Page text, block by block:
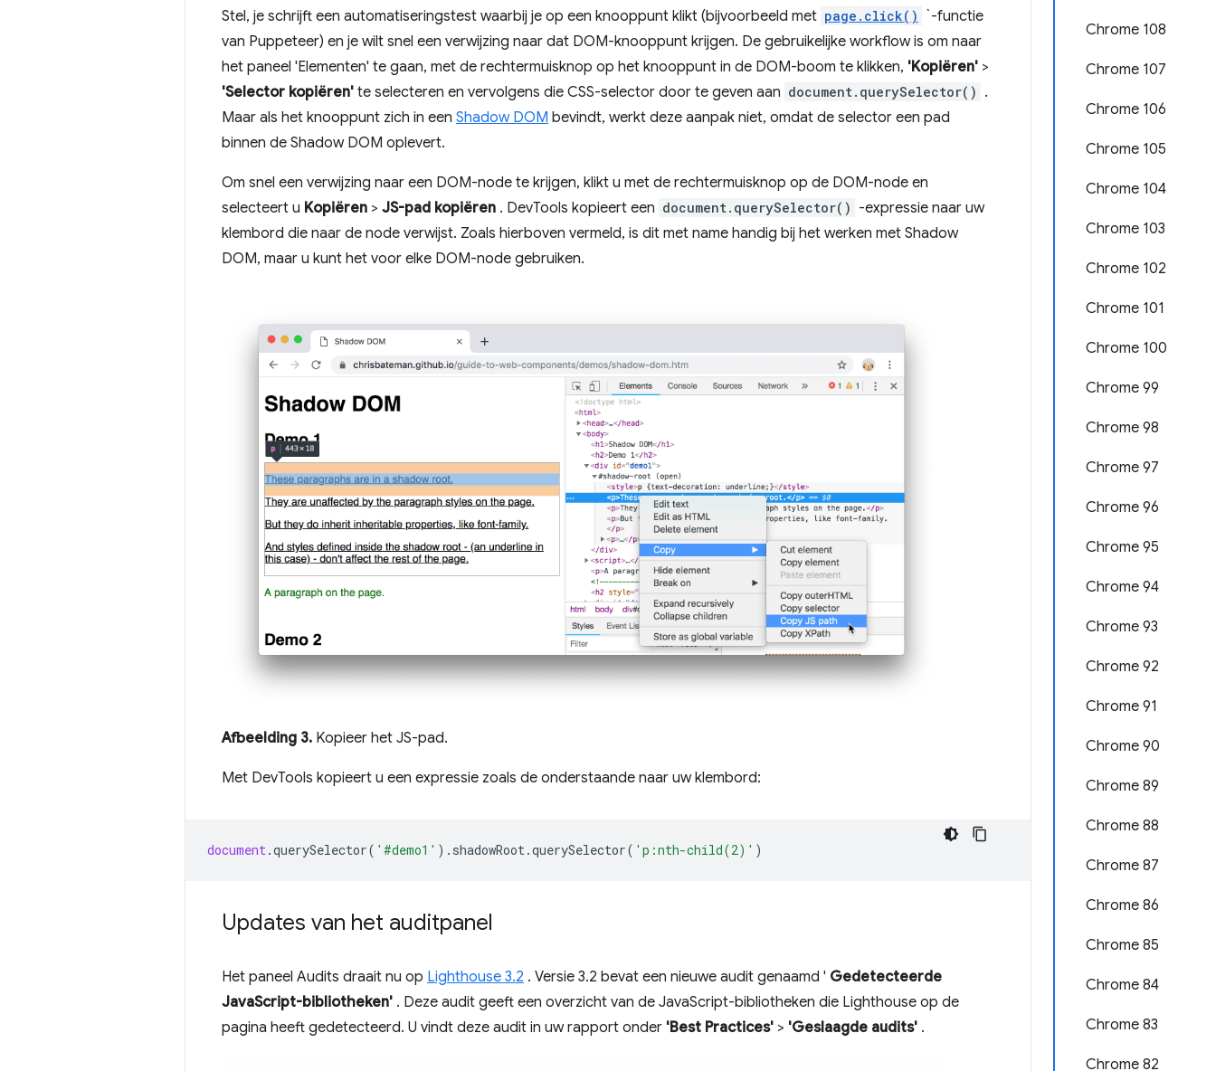
Chrome 108
Chrome 107
Chrome 106
Chrome 105
Chrome 104
Chrome 103
Chrome 102
Chrome 101
Chrome 100
Chrome 99
Chrome 98
Chrome 97
Chrome 96
Chrome 95
Chrome 94
Chrome 93
Chrome 92
Chrome 91
Chrome 90
Chrome 89
Chrome 88
Chrome 87
Chrome 86
Chrome 85
Chrome 84
Chrome 83
Chrome 82
Stel, je schrijft een automatiseringstest waarbij je op een knooppunt klikt (bijvoorbeeld met page.click() `-functie
van Puppeteer) en je wilt snel een verwijzing naar dat DOM-knooppunt krijgen. De gebruikelijke workflow is om naar
het paneel 'Elementen' te gaan, met de rechtermuisknop op het knooppunt in de DOM-boom te klikken, 'Kopiëren' >
'Selector kopiëren' te selecteren en vervolgens die CSS-selector door te geven aan document.querySelector() .
Maar als het knooppunt zich in een Shadow DOM bevindt, werkt deze aanpak niet, omdat de selector een pad
binnen de Shadow DOM oplevert.
Om snel een verwijzing naar een DOM-node te krijgen, klikt u met de rechtermuisknop op de DOM-node en
selecteert u Kopiëren > JS-pad kopiëren . DevTools kopieert een document.querySelector() -expressie naar uw
klembord die naar de node verwijst. Zoals hierboven vermeld, is dit met name handig bij het werken met Shadow
DOM, maar u kunt het voor elke DOM-node gebruiken.
Afbeelding 3. Kopieer het JS-pad.
Met DevTools kopieert u een expressie zoals de onderstaande naar uw klembord:
document.querySelector( '#demo1' ). shadowRoot.querySelector( 'p:nth-child(2)' )
Updates van het auditpanel
Het paneel Audits draait nu op Lighthouse 3.2 . Versie 3.2 bevat een nieuwe audit genaamd ' Gedetecteerde
JavaScript-bibliotheken' . Deze audit geeft een overzicht van de JavaScript-bibliotheken die Lighthouse op de
pagina heeft gedetecteerd. U vindt deze audit in uw rapport onder 'Best Practices' > 'Geslaagde audits' .